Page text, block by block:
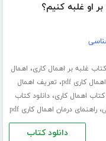
او غلبه کنیم؟
کتاب غلبه بر اهمال کاری، اهمال
اهمال کاری pdf ، تعریف اهمال
کتاب اهمال کاری،دانلود کتاب
،راهنمای درمان اهمال کاری pdf
دانلود کتاب